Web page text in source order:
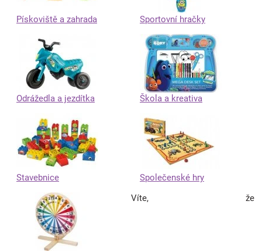
Pískoviště a zahrada Sportovní hračky
Odrážedla a jezdítka Škola a kreativa
Stavebnice Společenské hry
Víte, že